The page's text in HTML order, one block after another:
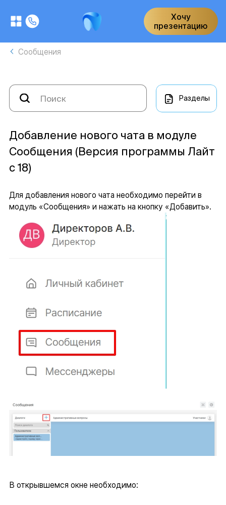
Хочу
презентацию
Сообщения
Разделы
Добавление нового чата в модуле
Сообщения (Версия программы Лайт
с 18)
Для добавления нового чата необходимо перейти в
модуль «Сообщения» и нажать на кнопку «Добавить».
В открывшемся окне необходимо: